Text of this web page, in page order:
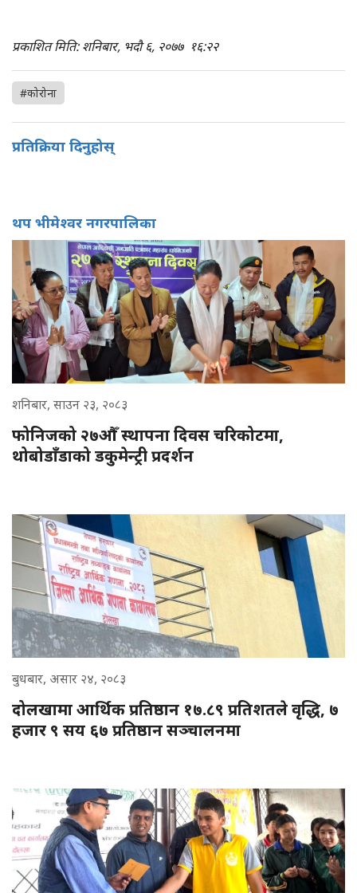
प्रकाशित मिति: शनिबार, भदौ ६, २०७७ १६:२२
#कोरोना
प्रतिक्रिया दिनुहोस्
थप भीमेश्वर नगरपालिका
शनिबार, साउन २३, २०८३
फोनिजको २७औँ स्थापना दिवस चरिकोटमा,
थोबोडाँडाको डकुमेन्ट्री प्रदर्शन
बुधबार, असार २४, २०८३
दोलखामा आर्थिक प्रतिष्ठान १७.८९ प्रतिशतले वृद्धि, ७
हजार ९ सय ६७ प्रतिष्ठान सञ्चालनमा